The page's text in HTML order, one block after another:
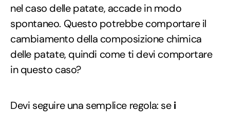
nel caso delle patate, accade in modo
spontaneo. Questo potrebbe comportare il
cambiamento della composizione chimica
delle patate, quindi come ti devi comportare
in questo caso?
Devi seguire una semplice regola: sei